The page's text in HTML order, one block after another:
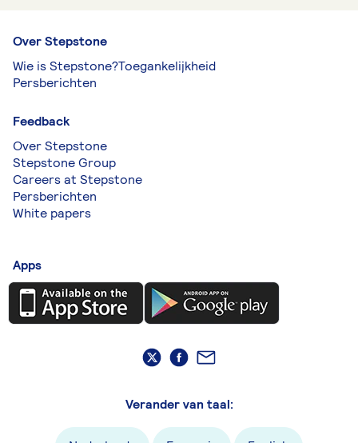
Over Stepstone
Wie is Stepstone?
Persberichten
Toegankelijkheid
Feedback
Over Stepstone
Stepstone Group
Careers at Stepstone
Persberichten
White papers
Apps
Verander van taal: